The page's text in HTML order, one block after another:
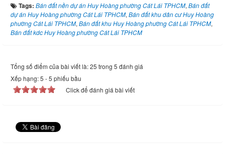
Tags: Bán đất nền dự án Huy Hoàng phường Cát Lái TPHCM, Bán đất
dự án Huy Hoàng phường Cát Lái TPHCM, Bán đất khu dân cư Huy Hoàng
phường Cát Lái TPHCM, Bán đất khu Huy Hoàng phường Cát Lái TPHCM,
Bán đất kdc Huy Hoàng phường Cát Lái TPHCM
Tổng số điểm của bài viết là: 25 trong 5 đánh giá
Xếp hạng:5 -5 phiếu bầu
Click để đánh giá bài viết